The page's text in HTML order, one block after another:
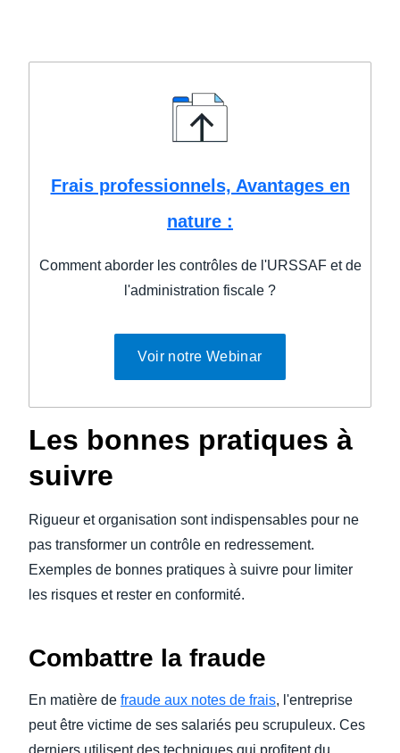
Frais professionnels, Avantages en
nature :
Comment aborder les contrôles de l'URSSAF et de
l'administration fiscale ?
Voir notre Webinar
Les bonnes pratiques à
suivre
Rigueur et organisation sont indispensables pour ne
pas transformer un contrôle en redressement.
Exemples de bonnes pratiques à suivre pour limiter
les risques et rester en conformité.
Combattre la fraude
En matière de fraude aux notes de frais, l'entreprise
peut être victime de ses salariés peu scrupuleux. Ces
derniers utilisent des techniques qui profitent du